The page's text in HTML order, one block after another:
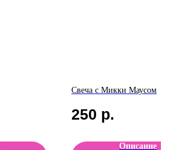
Свеча с Микки Маусом
250 р.
Описание